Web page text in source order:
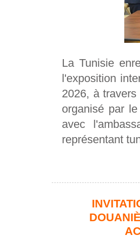
La Tunisie
l'exposition
2026, à
organisé par
avec
représentant